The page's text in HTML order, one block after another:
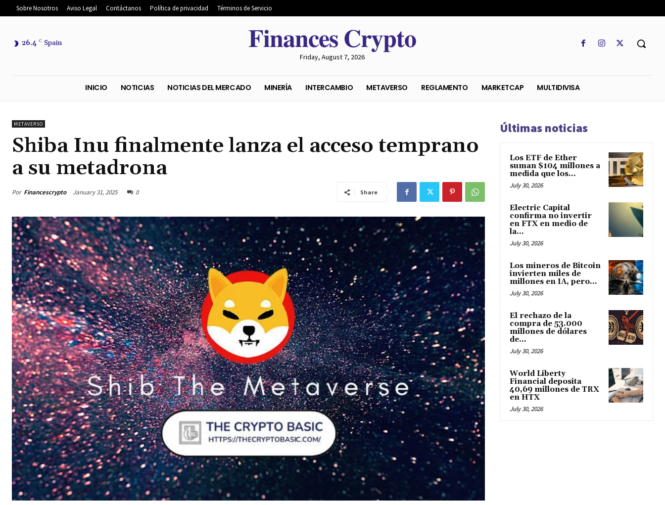
Sobre Nosotros Aviso Legal Contáctanos Política de privacidad Términos de Servicio
26.4 C Spain 𝐅𝐢𝐧𝐚𝐧𝐜𝐞𝐬 𝐂𝐫𝐲𝐩𝐭𝐨
Friday, August 7, 2026
METAVERSO
Shiba Inu finalmente lanza el acceso temprano
a su metadrona
Por Financescrypto January 31, 2025 0 Share
Últimas noticias
Los ETF de Ether
suman $104 millones a
medida que los...
July 30, 2026
Electric Capital
confirma no invertir
en FTX en medio de
la...
July 30, 2026
Los mineros de Bitcoin
invierten miles de
millones en IA, pero...
July 30, 2026
El rechazo de la
compra de 53.000
millones de dólares
de...
July 30, 2026
World Liberty
Financial deposita
40,69 millones de TRX
en HTX
July 30, 2026